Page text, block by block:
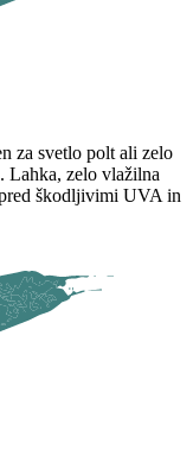
za svetlo polt ali zelo
Lahka, zelo vlažilna
škodljivimi UVA in